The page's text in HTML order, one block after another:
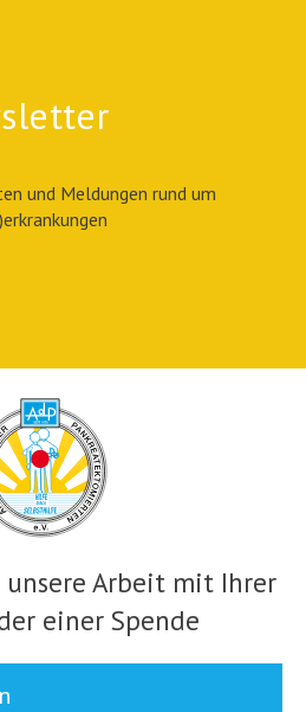
und Meldungen rund um
Arbeit mit Ihrer
einer Spende